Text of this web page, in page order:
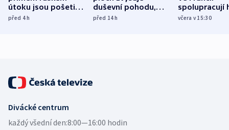
útoku jsou pošetilé,
míní estonský
před 4h
duševní pohodu,
ukázala
před 14h
spolupracují
různých zemí
včera v 15:30
Divácké centrum
každý všední den:8:00—16:00 hodin